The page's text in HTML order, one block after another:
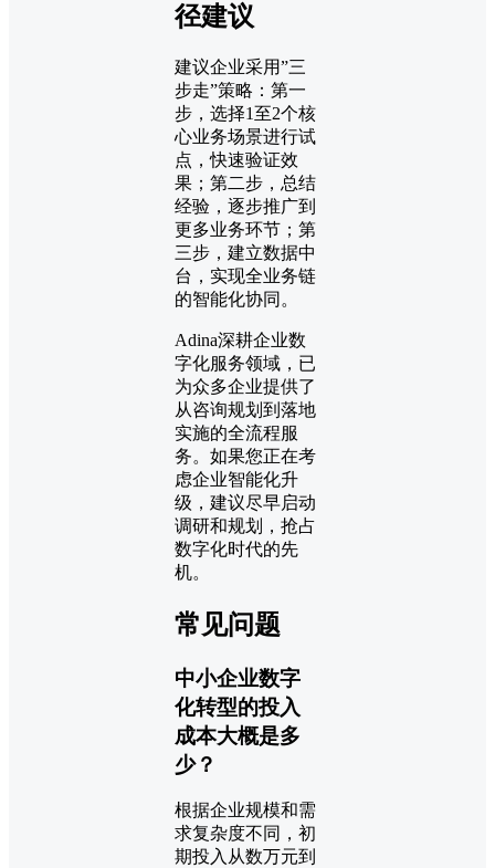
径建议
建议企业采用”三
步走”策略：第一
步，选择1至2个核
心业务场景进行试
点，快速验证效
果；第二步，总结
经验，逐步推广到
更多业务环节；第
三步，建立数据中
台，实现全业务链
的智能化协同。
Adina深耕企业数
字化服务领域，已
为众多企业提供了
从咨询规划到落地
实施的全流程服
务。如果您正在考
虑企业智能化升
级，建议尽早启动
调研和规划，抢占
数字化时代的先
机。
常见问题
中小企业数字
化转型的投入
成本大概是多
少？
根据企业规模和需
求复杂度不同，初
期投入从数万元到